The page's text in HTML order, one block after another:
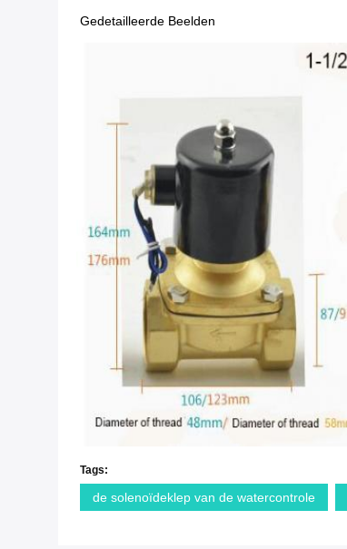
Gedetailleerde Beelden
Tags:
de solenoïdeklep van de watercontrole